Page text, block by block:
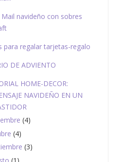
Mail navideño con sobres
para regalar tarjetas-regalo
DE ADVIENTO
HOME-DECOR:
NAVIDEÑO EN UN
(4)
(4)
(3)